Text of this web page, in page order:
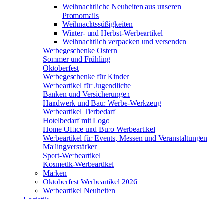
Weihnachtliche Neuheiten aus unseren
Promomails
Weihnachtssüßigkeiten
Winter- und Herbst-Werbeartikel
Weihnachtlich verpacken und versenden
Werbegeschenke Ostern
Sommer und Frühling
Oktoberfest
Werbegeschenke für Kinder
Werbeartikel für Jugendliche
Banken und Versicherungen
Handwerk und Bau: Werbe-Werkzeug
Werbeartikel Tierbedarf
Hotelbedarf mit Logo
Home Office und Büro Werbeartikel
Werbeartikel für Events, Messen und Veranstaltungen
Mailingverstärker
Sport-Werbeartikel
Kosmetik-Werbeartikel
Marken
Oktoberfest Werbeartikel 2026
Werbeartikel Neuheiten